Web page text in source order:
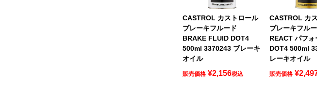
CASTROL カストロール
ブレーキフルード
BRAKE FLUID DOT4
500ml 3370243 ブレーキ
オイル
販売価格 ¥2,156税込
CASTROL カ
ブレーキフル
REACT パフォ
DOT4 500ml
レーキオイル
販売価格 ¥